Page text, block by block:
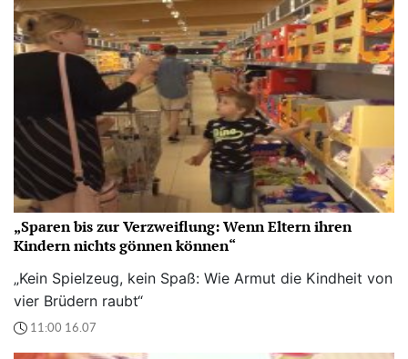
„Sparen bis zur Verzweiflung: Wenn Eltern ihren
Kindern nichts gönnen können“
„Kein Spielzeug, kein Spaß: Wie Armut die Kindheit von
vier Brüdern raubt“
11:00 16.07